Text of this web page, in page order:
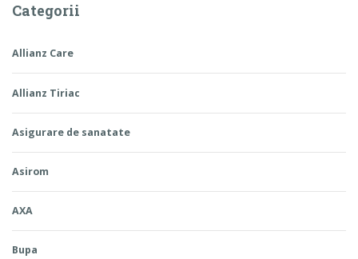
Categorii
Allianz Care
Allianz Tiriac
Asigurare de sanatate
Asirom
AXA
Bupa